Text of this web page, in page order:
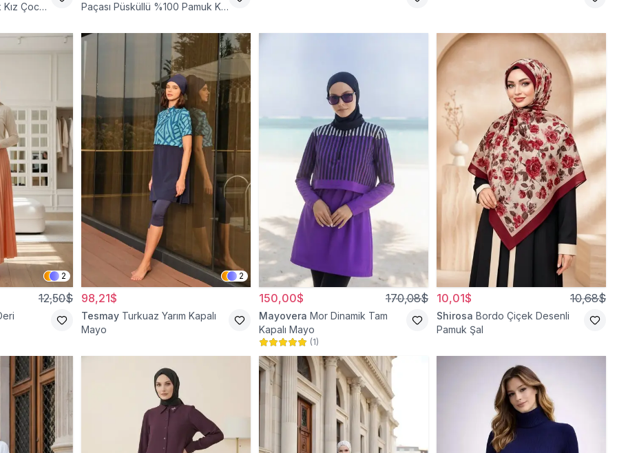
Çocuk
Paçası Püsküllü %100 Pamuk Kız
2
12,50$
2
98,21$
Tesmay Turkuaz Yarım Kapalı
Mayo
150,00$ 170,08$
Mayovera Mor Dinamik Tam
Kapalı Mayo
(1)
10,01$ 10,68$
Shirosa Bordo Çiçek Desenli
Pamuk Şal